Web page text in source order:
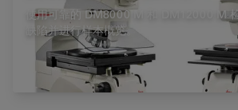
使用可靠的 DM8000 M 和 DM12000 M
缺陷并进行样本概览。